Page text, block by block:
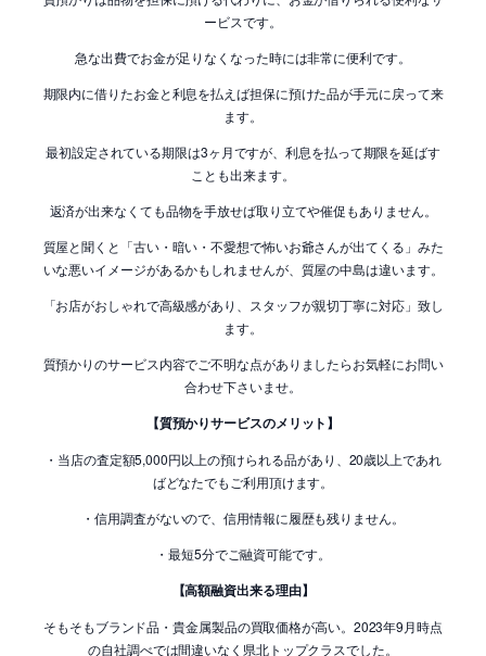
ービスです。
急な出費でお金が足りなくなった時には非常に便利です。
期限内に借りたお金と利息を払えば担保に預けた品が手元に戻って来
ます。
最初設定されている期限は3ヶ月ですが、利息を払って期限を延ばす
ことも出来ます。
返済が出来なくても品物を手放せば取り立てや催促もありません。
質屋と聞くと「古い・暗い・不愛想で怖いお爺さんが出てくる」みた
いな悪いイメージがあるかもしれませんが、質屋の中島は違います。
「お店がおしゃれで高級感があり、スタッフが親切丁寧に対応」致し
ます。
質預かりのサービス内容でご不明な点がありましたらお気軽にお問い
合わせ下さいませ。
【質預かりサービスのメリット】
・当店の査定額5,000円以上の預けられる品があり、20歳以上であれ
ばどなたでもご利用頂けます。
・信用調査がないので、信用情報に履歴も残りません。
・最短5分でご融資可能です。
【高額融資出来る理由】
そもそもブランド品・貴金属製品の買取価格が高い。2023年9月時点
の自社調べでは間違いなく県北トップクラスでした。